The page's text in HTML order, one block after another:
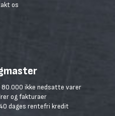
os
80.000 ikke nedsatte varer
og fakturaer
dages rentefri kredit